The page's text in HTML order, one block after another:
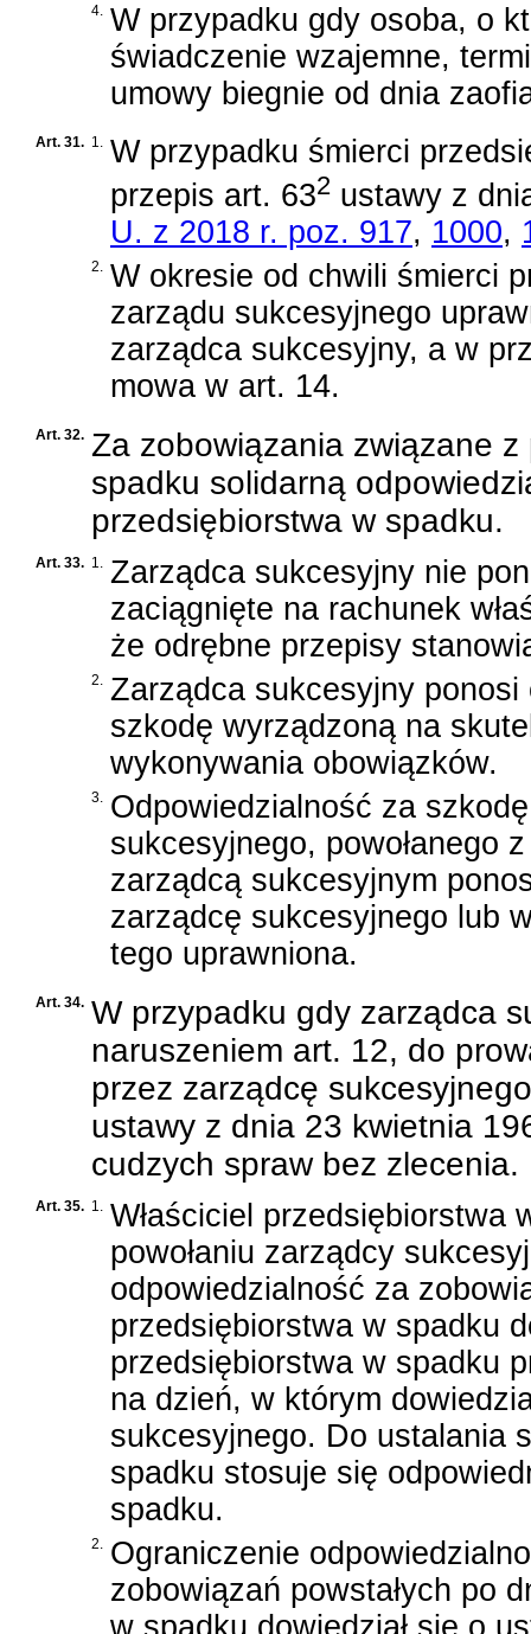
4. W przypadku gdy osoba, o
świadczenie wzajemne,
umowy biegnie od dnia
Art. 31. 1. W przypadku śmierci
przepis art. 632 ustawy z
U. z 2018 r. poz. 917, 1000,
2. W okresie od chwili śmierci
zarządu sukcesyjnego
zarządca sukcesyjny, a w
mowa w art. 14.
Art. 32. Za zobowiązania związane
spadku solidarną
przedsiębiorstwa w spadku.
Art. 33. 1. Zarządca sukcesyjny nie
zaciągnięte na rachunek
że odrębne przepisy
2. Zarządca sukcesyjny
szkodę wyrządzoną na
wykonywania obowiązków.
3. Odpowiedzialność za
sukcesyjnego, powołanego
zarządcą sukcesyjnym
zarządcę sukcesyjnego lub
tego uprawniona.
Art. 34. W przypadku gdy zarządca
naruszeniem art. 12, do
przez zarządcę
ustawy z dnia 23 kwietnia
cudzych spraw bez zlecenia.
Art. 35. 1. Właściciel przedsiębiorstwa
powołaniu zarządcy
odpowiedzialność za
przedsiębiorstwa w spadku
przedsiębiorstwa w spadku
na dzień, w którym
sukcesyjnego. Do ustalania
spadku stosuje się
spadku.
2. Ograniczenie
zobowiązań powstałych po
w spadku dowiedział się o